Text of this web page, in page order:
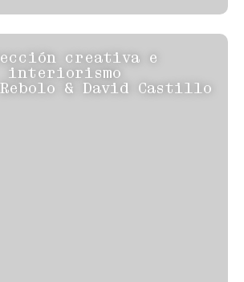
creativa e
interiorismo
& David Castillo